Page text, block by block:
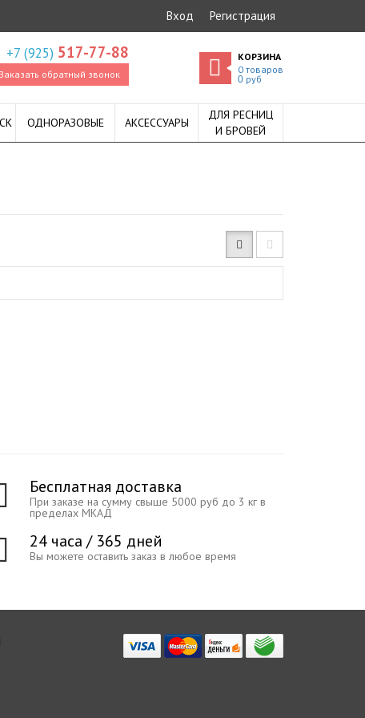
Вход Регистрация
+7 (925) 517-77-88
Заказать обратный звонок
КОРЗИНА
0 товаров
0руб
ОДНОРАЗОВЫЕ АКСЕССУАРЫ
ДЛЯ РЕСНИЦ
И БРОВЕЙ
Бесплатная доставка
При заказе на сумму свыше 5000 руб до 3 кг в
пределах МКАД
24 часа / 365 дней
Вы можете оставить заказ в любое время